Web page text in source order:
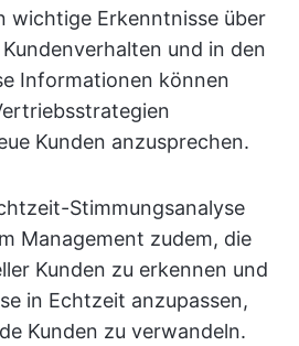
wichtige Erkenntnisse über
und in den
Informationen können
Kunden anzusprechen.
Stimmungsanalyse
Management zudem, die
Kunden zu erkennen und
in Echtzeit anzupassen,
Kunden zu verwandeln.